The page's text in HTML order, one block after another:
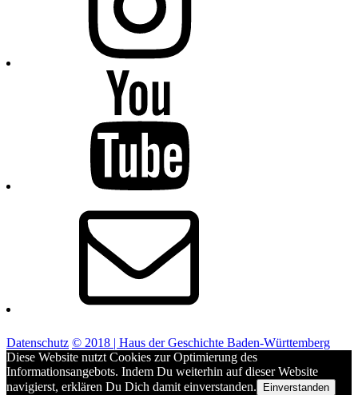
Datenschutz © 2018 | Haus der Geschichte Baden-Württemberg
Diese Website nutzt Cookies zur Optimierung des
Informationsangebots. Indem Du weiterhin auf dieser Website
navigierst, erklären Du Dich damit einverstanden.
Einverstanden